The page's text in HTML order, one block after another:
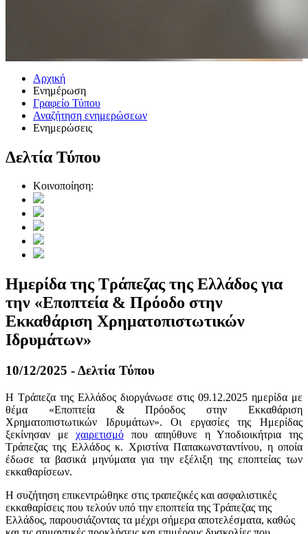
Αρχική
Ενημέρωση
Γραφείο Τύπου
Αναζήτηση ενημερώσεων
Ενημερώσεις
Δελτία Τύπου
Κοινοποίηση:
Ημερίδα της Τράπεζας της Ελλάδος για
την «Εποπτεία & Πρόοδο στην
Εκκαθάριση Χρηματοπιστωτικών
Ιδρυμάτων»
10/12/2025 - Δελτία Τύπου
Η Τράπεζα της Ελλάδος διοργάνωσε στις 09.12.2025 ημερίδα με
θέμα «Εποπτεία & Πρόοδος στην Εκκαθάριση
Χρηματοπιστωτικών Ιδρυμάτων». Οι εργασίες της Ημερίδας
ξεκίνησαν μεχαιρετισμό που απηύθυνε η Υποδιοικήτρια της
Τράπεζας της Ελλάδος κ. Χριστίνα Παπακωνσταντίνου, η οποία
έδωσε τα βασικά μηνύματα για την εξέλιξη της εποπτείας των
εκκαθαρίσεων.
Η συζήτηση επικεντρώθηκε στις τραπεζικές και ασφαλιστικές
εκκαθαρίσεις που τελούν υπό την εποπτεία της Τράπεζας της
Ελλάδος, παρουσιάζοντας τα μέχρι σήμερα αποτελέσματα, καθώς